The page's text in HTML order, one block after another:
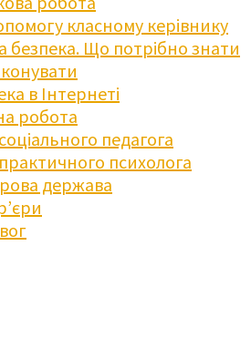
класному керівнику
безпека. Що потрібно знати
в Інтернеті
робота
педагога
психолога
держава